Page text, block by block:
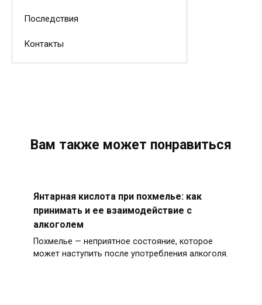
Последствия
Контакты
Вам также может понравиться
Янтарная кислота при похмелье: как
принимать и ее взаимодействие с
алкоголем
Похмелье — неприятное состояние, которое
может наступить после употребления алкоголя.